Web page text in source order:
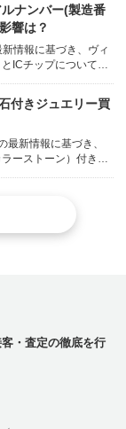
ナンバー(製造番
響は？
情報に基づき、ヴィ
ICチップについて、
門店が分かりやすく
付きジュエリー買
新情報に基づき、
ーストーン）付きの
・査定の徹底を行